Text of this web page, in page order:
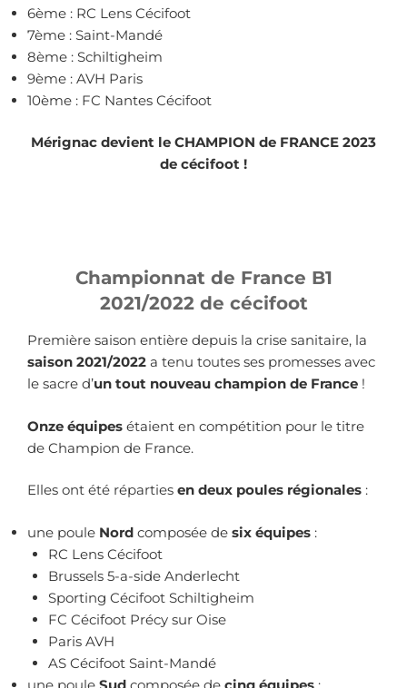
6ème : RC Lens Cécifoot
7ème : Saint-Mandé
8ème : Schiltigheim
9ème : AVH Paris
10ème : FC Nantes Cécifoot
Mérignac devient le CHAMPION de FRANCE 2023
de cécifoot !
Championnat de France B1
2021/2022 de cécifoot
Première saison entière depuis la crise sanitaire, la
saison 2021/2022 a tenu toutes ses promesses avec
le sacre d’un tout nouveau champion de France !
Onze équipes étaient en compétition pour le titre
de Champion de France.
Elles ont été réparties en deux poules régionales :
une poule Nord composée de six équipes :
RC Lens Cécifoot
Brussels 5-a-side Anderlecht
Sporting Cécifoot Schiltigheim
FC Cécifoot Précy sur Oise
Paris AVH
AS Cécifoot Saint-Mandé
une poule Sud composée de cinq équipes :